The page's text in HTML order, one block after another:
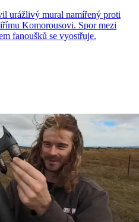
urážlivý mural namířený proti
Komorousovi. Spor mezi
fanoušků se vyostřuje.